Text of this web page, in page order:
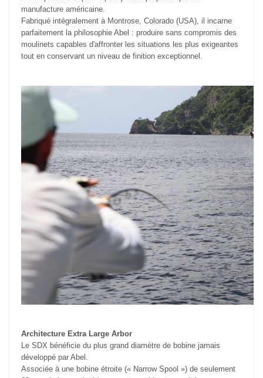
manufacture américaine.
Fabriqué intégralement à Montrose, Colorado (USA), il incarne
parfaitement la philosophie Abel : produire sans compromis des
moulinets capables d'affronter les situations les plus exigeantes
tout en conservant un niveau de finition exceptionnel.
Architecture Extra Large Arbor
Le SDX bénéficie du plus grand diamètre de bobine jamais
développé par Abel.
Associée à une bobine étroite (« Narrow Spool ») de seulement